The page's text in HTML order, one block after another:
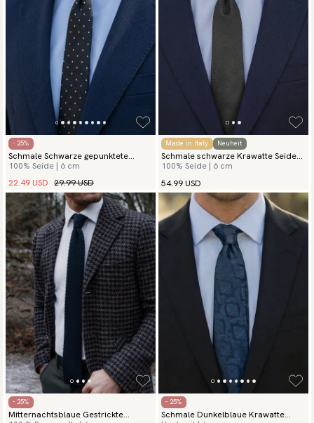
- 25%
Schmale Schwarze gepunktete
Krawatte
100% Seide | 6 cm
22.49 USD 29.99 USD
Made in Italy Neuheit
Schmale schwarze Krawatte Seide
Grenadine
100% Seide | 6 cm
54.99 USD
- 25%
Mitternachtsblaue Gestrickte
- 25%
Schmale Dunkelblaue Krawatte